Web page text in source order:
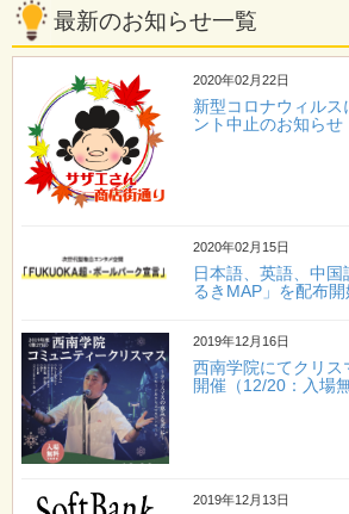
最新のお知らせ一覧
2020年02月22日
新型コロナウィル
ント中止のお知らせ
2020年02月15日
日本語、英語、中
るきMAP」を配布開
2019年12月16日
西南学院にてクリ
開催（12/20：入場無
2019年12月13日